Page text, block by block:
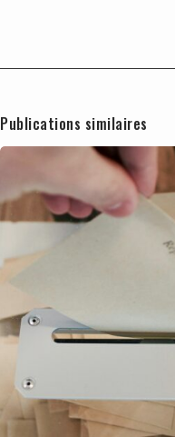
Publications similaires